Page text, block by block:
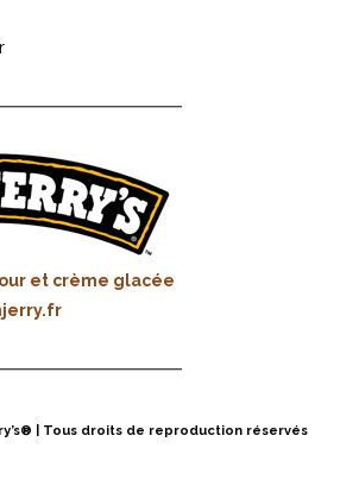
et crème glacée
| Tous droits de reproduction réservés